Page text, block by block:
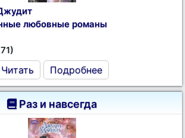
любовные романы
Читать Подробнее
Раз и навсегда